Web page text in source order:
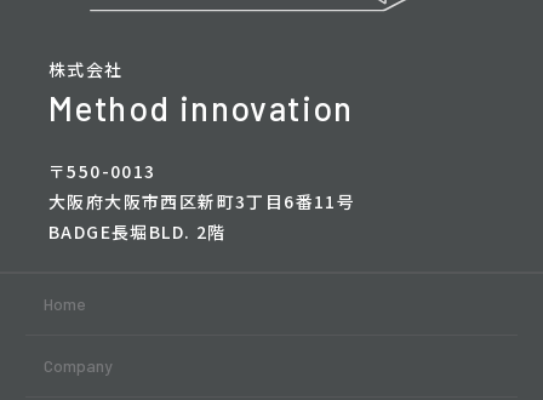
株式会社
Method innovation
〒550-0013
大阪府大阪市西区新町3丁目6番11号
BADGE長堀BLD. 2階
Home
Company